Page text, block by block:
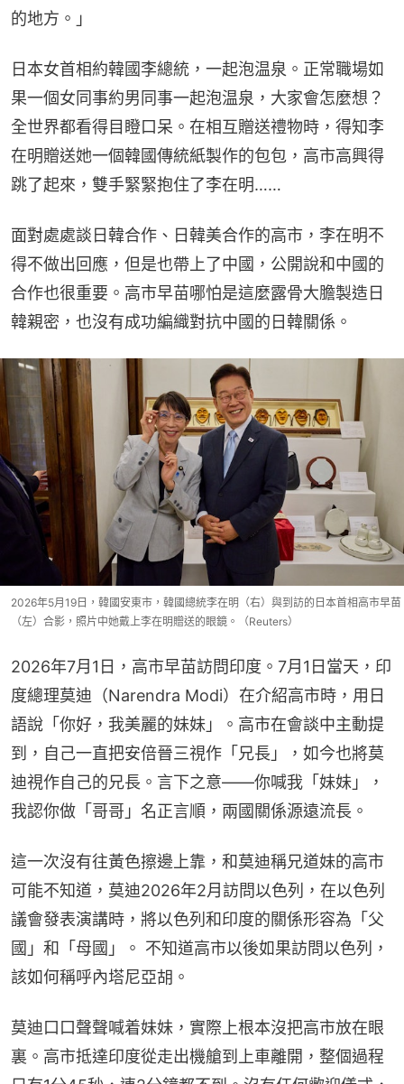
的地方。」
日本女首相約韓國李總統，一起泡温泉。正常職場如
果一個女同事約男同事一起泡温泉，大家會怎麼想？
全世界都看得目瞪口呆。在相互贈送禮物時，得知李
在明贈送她一個韓國傳統紙製作的包包，高市高興得
跳了起來，雙手緊緊抱住了李在明……
面對處處談日韓合作、日韓美合作的高市，李在明不
得不做出回應，但是也帶上了中國，公開說和中國的
合作也很重要。高市早苗哪怕是這麼露骨大膽製造日
韓親密，也沒有成功編織對抗中國的日韓關係。
2026年5月19日，韓國安東市，韓國總統李在明（右）與到訪的日本首相高市早苗
（左）合影，照片中她戴上李在明贈送的眼鏡。（Reuters）
2026年7月1日，高市早苗訪問印度。7月1日當天，印
度總理莫迪（Narendra Modi）在介紹高市時，用日
語說「你好，我美麗的妹妹」。高市在會談中主動提
到，自己一直把安倍晉三視作「兄長」，如今也將莫
迪視作自己的兄長。言下之意——你喊我「妹妹」，
我認你做「哥哥」名正言順，兩國關係源遠流長。
這一次沒有往黃色擦邊上靠，和莫迪稱兄道妹的高市
可能不知道，莫迪2026年2月訪問以色列，在以色列
議會發表演講時，將以色列和印度的關係形容為「父
國」和「母國」。 不知道高市以後如果訪問以色列，
該如何稱呼內塔尼亞胡。
莫迪口口聲聲喊着妹妹，實際上根本沒把高市放在眼
裏。高市抵達印度從走出機艙到上車離開，整個過程